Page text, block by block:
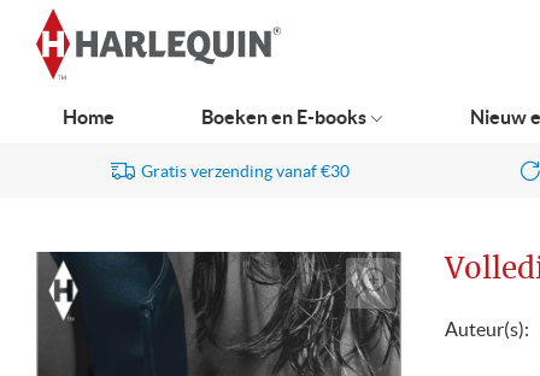
navigatie
Gratis verzending vanaf €30
Auteur(s):
Home Boeken en E-books Nieuw